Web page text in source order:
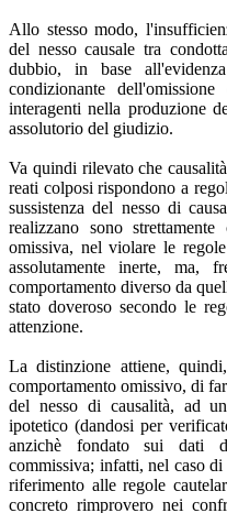
Allo stesso modo,
del nesso causale tra
dubbio, in base
condizionante
interagenti nella produzione
assolutorio del giudizio.
Va quindi rilevato che
reati colposi rispondono a
sussistenza del nesso di
realizzano sono
omissiva, nel violare le
assolutamente inerte, ma,
comportamento diverso da
stato doveroso secondo le
attenzione.
La distinzione attiene,
comportamento omissivo, di
del nesso di causalità, ad
ipotetico (dandosi per
anzichè fondato sui dati
commissiva; infatti, nel caso
riferimento alle regole
concreto rimprovero nei